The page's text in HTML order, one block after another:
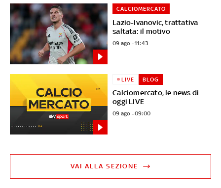
Lazio-Ivanovic, trattativa
saltata: il motivo
CALCIOMERCATO
09 ago - 11:43
Calciomercato, le news di
oggi LIVE
LIVE BLOG
09 ago - 09:00
VAI ALLA SEZIONE